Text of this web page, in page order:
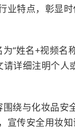
业特点，彰显
姓名+视频名
详细注明个人
与化妆品安
宣传安全用妆